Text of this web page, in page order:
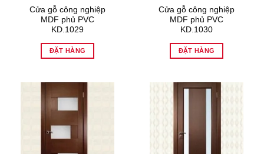
Cửa gỗ công nghiệp
MDF phủ PVC
KD.1029
ĐẶT HÀNG
Cửa gỗ công nghiệp
MDF phủ PVC
KD.1030
ĐẶT HÀNG